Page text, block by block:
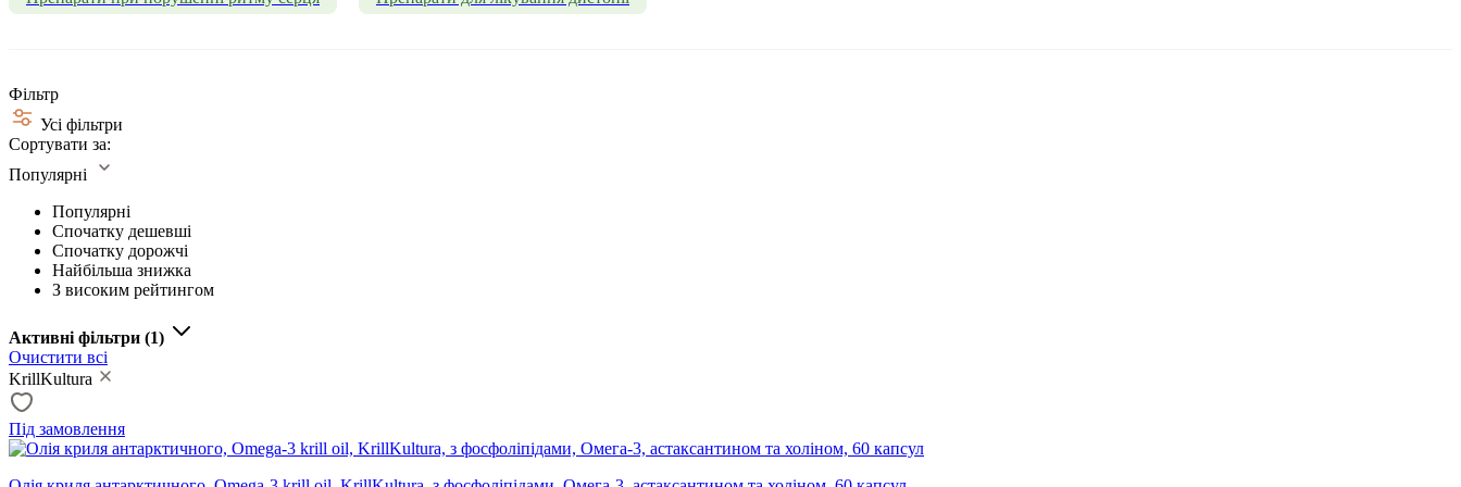
Фільтр
Усі фільтри
Сортувати за:
Популярні
Популярні
Спочатку дешевші
Спочатку дорожчі
Найбільша знижка
З високим рейтингом
Активні фільтри (1)
Очистити всі
KrillKultura
Під замовлення